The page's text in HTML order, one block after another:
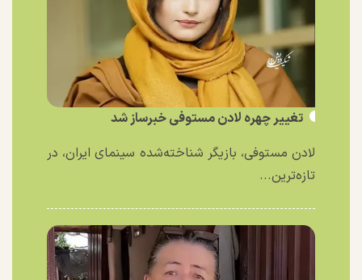
تغییر چهره لادن مستوفی خبرساز شد
لادن مستوفی، بازیگر شناخته‌شده سینمای ایران، در
تازه‌ترین...